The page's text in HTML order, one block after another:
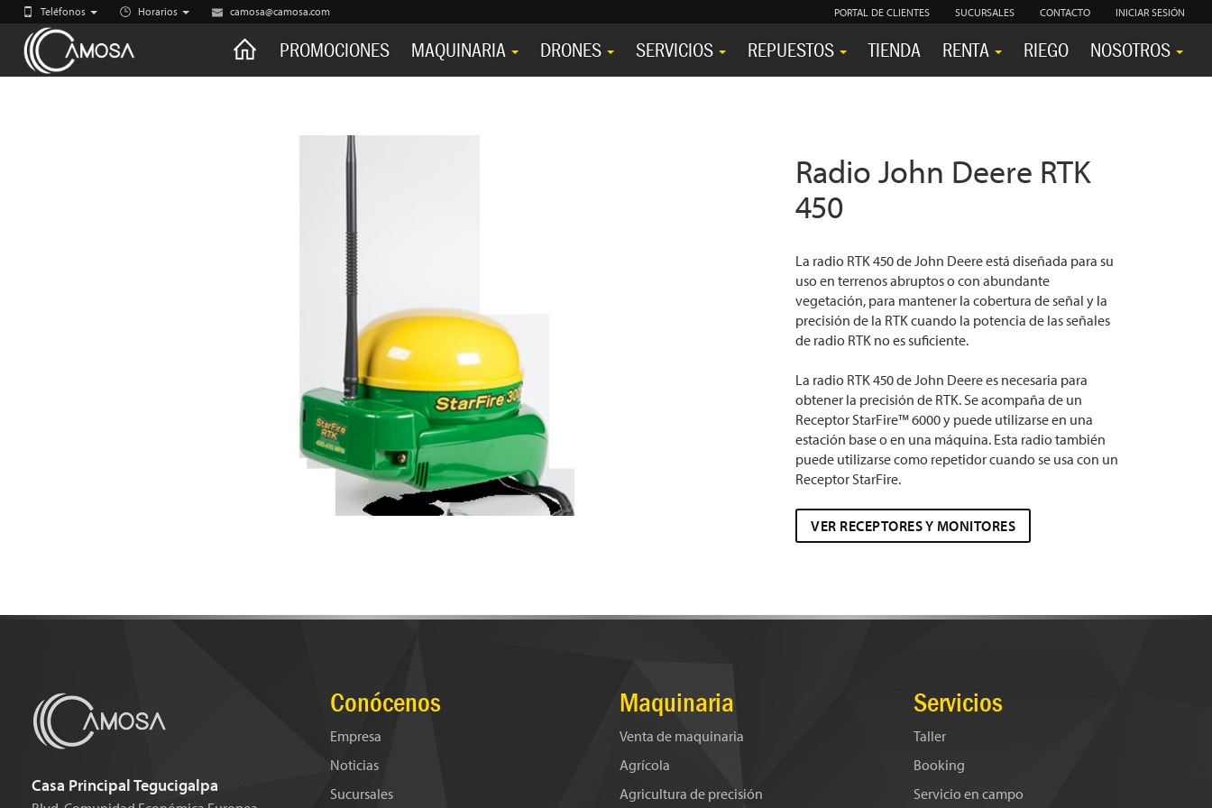
Teléfonos Horarios camosa@camosa.com PORTAL DE CLIENTES SUCURSALES CONTACTO INICIAR SESIÓN
CAMOSAPROMOCIONES MAQUINARIA DRONES SERVICIOS REPUESTOS TIENDA RENTA RIEGO NOSOTROS
Radio John Deere RTK
450
La radio RTK 450 de John Deere está diseñada para su
uso en terrenos abruptos o con abundante
vegetación, para mantener la cobertura de señal y la
precisión de la RTK cuando la potencia de las señales
de radio RTK no es suficiente.
La radio RTK 450 de John Deere es necesaria para
obtener la precisión de RTK. Se acompaña de un
Receptor StarFire™ 6000 y puede utilizarse en una
estación base o en una máquina. Esta radio también
puede utilizarse como repetidor cuando se usa con un
Receptor StarFire.
VER RECEPTORES Y MONITORES
Casa Principal Tegucigalpa
Conócenos
Empresa
Noticias
Sucursales
Maquinaria
Venta de maquinaria
Agrícola
Agricultura de precisión
Servicios
Taller
Booking
Servicio en campo